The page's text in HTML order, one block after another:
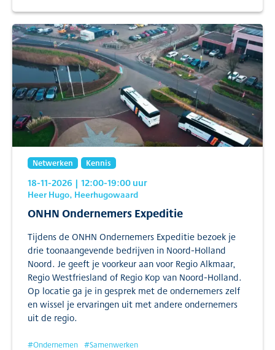
Netwerken Kennis
18-11-2026 | 12:00-19:00uur
Heer Hugo, Heerhugowaard
ONHN Ondernemers Expeditie
Tijdens de ONHN Ondernemers Expeditie bezoek je
drie toonaangevende bedrijven in Noord-Holland
Noord. Je geeft je voorkeur aan voor Regio Alkmaar,
Regio Westfriesland of Regio Kop van Noord-Holland.
Op locatie ga je in gesprek met de ondernemers zelf
en wissel je ervaringen uit met andere ondernemers
uit de regio.
#Ondernemen #Samenwerken